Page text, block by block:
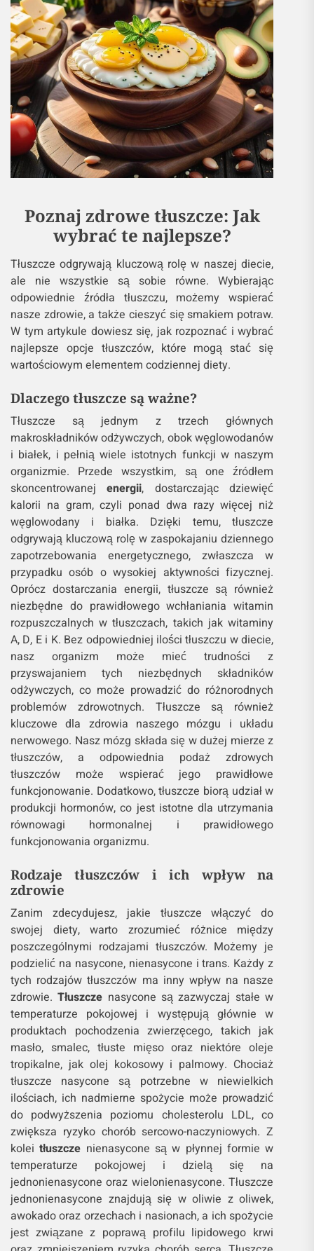
Poznaj zdrowe tłuszcze: Jak
wybrać te najlepsze?
Tłuszcze odgrywają kluczową rolę w naszej diecie,
ale nie wszystkie są sobie równe. Wybierając
odpowiednie źródła tłuszczu, możemy wspierać
nasze zdrowie, a także cieszyć się smakiem potraw.
W tym artykule dowiesz się, jak rozpoznać i wybrać
najlepsze opcje tłuszczów, które mogą stać się
wartościowym elementem codziennej diety.
Dlaczego tłuszcze są ważne?
Tłuszcze są jednym z trzech głównych
makroskładników odżywczych, obok węglowodanów
i białek, i pełnią wiele istotnych funkcji w naszym
organizmie. Przede wszystkim, są one źródłem
skoncentrowanejenergii, dostarczając dziewięć
kalorii na gram, czyli ponad dwa razy więcej niż
węglowodany i białka. Dzięki temu, tłuszcze
odgrywają kluczową rolę w zaspokajaniu dziennego
zapotrzebowania energetycznego, zwłaszcza w
przypadku osób o wysokiej aktywności fizycznej.
Oprócz dostarczania energii, tłuszcze są również
niezbędne do prawidłowego wchłaniania witamin
rozpuszczalnych w tłuszczach, takich jak witaminy
A, D, E i K. Bez odpowiedniej ilości tłuszczu w diecie,
nasz organizm może mieć trudności z
przyswajaniem tych niezbędnych składników
odżywczych, co może prowadzić do różnorodnych
problemów zdrowotnych. Tłuszcze są również
kluczowe dla zdrowia naszego mózgu i układu
nerwowego. Nasz mózg składa się w dużej mierze z
tłuszczów, a odpowiednia podaż zdrowych
tłuszczów może wspierać jego prawidłowe
funkcjonowanie. Dodatkowo, tłuszcze biorą udział w
produkcji hormonów, co jest istotne dla utrzymania
równowagi hormonalnej i prawidłowego
funkcjonowania organizmu.
Rodzaje tłuszczów i ich wpływ na
zdrowie
Zanim zdecydujesz, jakie tłuszcze włączyć do
swojej diety, warto zrozumieć różnice między
poszczególnymi rodzajami tłuszczów. Możemy je
podzielić na nasycone, nienasycone i trans. Każdy z
tych rodzajów tłuszczów ma inny wpływ na nasze
zdrowie.Tłuszcze nasycone są zazwyczaj stałe w
temperaturze pokojowej i występują głównie w
produktach pochodzenia zwierzęcego, takich jak
masło, smalec, tłuste mięso oraz niektóre oleje
tropikalne, jak olej kokosowy i palmowy. Chociaż
tłuszcze nasycone są potrzebne w niewielkich
ilościach, ich nadmierne spożycie może prowadzić
do podwyższenia poziomu cholesterolu LDL, co
zwiększa ryzyko chorób sercowo-naczyniowych. Z
koleitłuszcze nienasycone są w płynnej formie w
temperaturze pokojowej i dzielą się na
jednonienasycone oraz wielonienasycone. Tłuszcze
jednonienasycone znajdują się w oliwie z oliwek,
awokado oraz orzechach i nasionach, a ich spożycie
jest związane z poprawą profilu lipidowego krwi